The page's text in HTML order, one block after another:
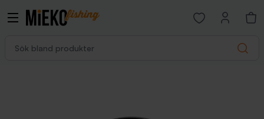
Search
Open favorites